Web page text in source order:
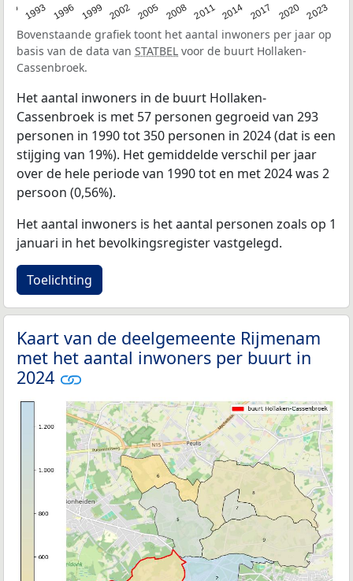
1993 1996 1999 2002 2005 2008 2011 2014 2017 2020 2023
Bovenstaande grafiek toont het aantal inwoners per jaar op
basis van de data van STATBEL voor de buurt Hollaken-
Cassenbroek.
Het aantal inwoners in de buurt Hollaken-
Cassenbroek is met 57 personen gegroeid van 293
personen in 1990 tot 350 personen in 2024 (dat is een
stijging van 19%). Het gemiddelde verschil per jaar
over de hele periode van 1990 tot en met 2024 was 2
persoon (0,56%).
Het aantal inwoners is het aantal personen zoals op 1
januari in het bevolkingsregister vastgelegd.
Toelichting
Kaart van de deelgemeente Rijmenam
met het aantal inwoners per buurt in
2024